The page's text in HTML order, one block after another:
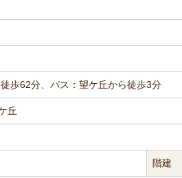
歩62分、バス：望ケ丘から徒歩3分
丘
階建